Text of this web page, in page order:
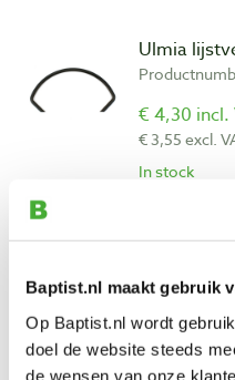
Baptist.nl maakt gebruik
Op Baptist.nl wordt
doel de website steeds
de wensen van onze
Ulmia
€ 4,30 incl.
€ 3,55 excl.
In stock
Ulmia
€ 4,75 incl.
€ 3,93 excl.